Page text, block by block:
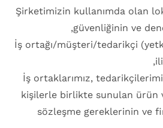
-Şirketimizin kullanımda olan
güvenliğinin ve
-İş ortağı/müşteri/tedarikçi
-İş ortaklarımız,
kişilerle birlikte sunulan ürün
sözleşme gereklerinin ve